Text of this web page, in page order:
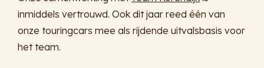
inmiddels vertrouwd. Ook dit jaar reed één van
onze touringcars mee als rijdende uitvalsbasis voor
het team.